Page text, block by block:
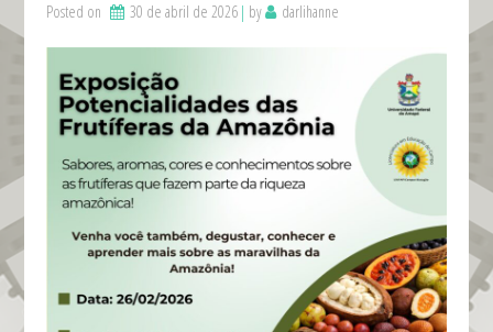
Posted on 30 de abril de 2026 by darlihanne